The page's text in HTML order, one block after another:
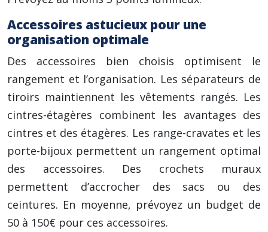
Accessoires astucieux pour une
organisation optimale
Des accessoires bien choisis optimisent le
rangement et l’organisation. Les séparateurs de
tiroirs maintiennent les vêtements rangés. Les
cintres-étagères combinent les avantages des
cintres et des étagères. Les range-cravates et les
porte-bijoux permettent un rangement optimal
des accessoires. Des crochets muraux
permettent d’accrocher des sacs ou des
ceintures. En moyenne, prévoyez un budget de
50 à 150€ pour ces accessoires.